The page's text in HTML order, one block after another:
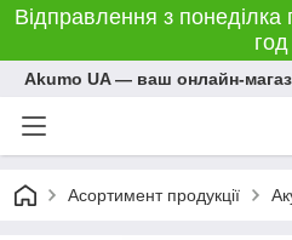
Відправлення з понеділка
год
Akumo UA — ваш онлайн-
Асортимент продукції